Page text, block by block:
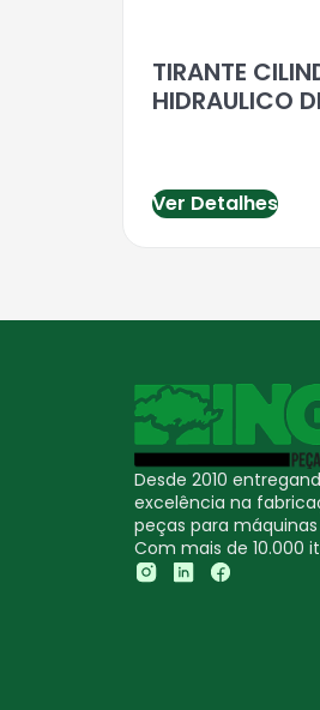
TIRANTE
HIDRAULICO
Ver Detalhes
Desde 2010
excelência na
peças para
Com mais de 10.000